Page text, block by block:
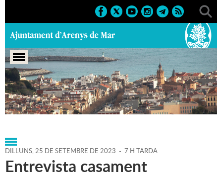
Portada > Regidories > Alcaldia > Agenda > Agenda
Alcaldia > 25-09-2023
DILLUNS,25 DE SETEMBRE DE 2023 - 7 H TARDA
Entrevista casament